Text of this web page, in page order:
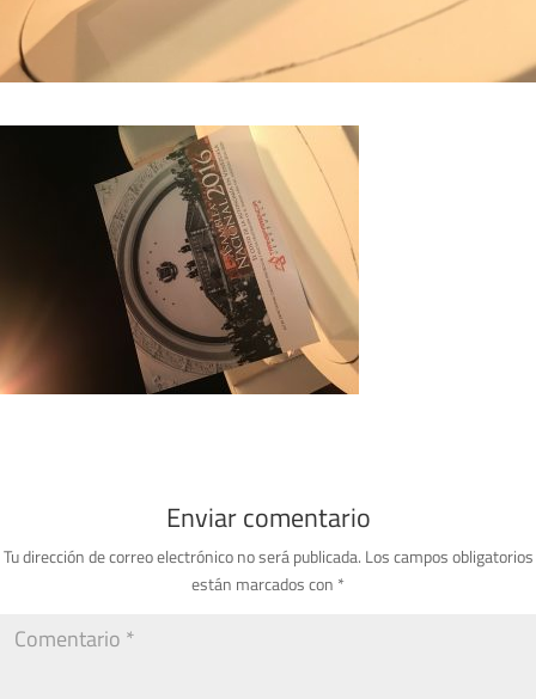
Enviar comentario
Tu dirección de correo electrónico no será publicada. Los campos obligatorios
están marcados con *